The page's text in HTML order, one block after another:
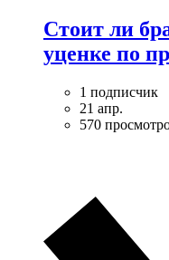
Стоит ли
уценке по
1 подписчик
21 апр.
570